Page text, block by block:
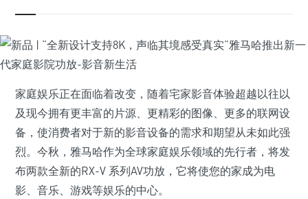
家庭娱乐正在面临着改变，随着宅家影音体验超越以往以
及现今拥有更丰富的片源、更精彩的图像、更多的联网设
备，使消费者对于新的影音设备的需求和期望从未如此强
烈。今秋，雅马哈作为全球家庭娱乐领域的先行者，将发
布两款全新的RX-V 系列AV功放，它将使您的家成为电
影、音乐、游戏等娱乐的中心。